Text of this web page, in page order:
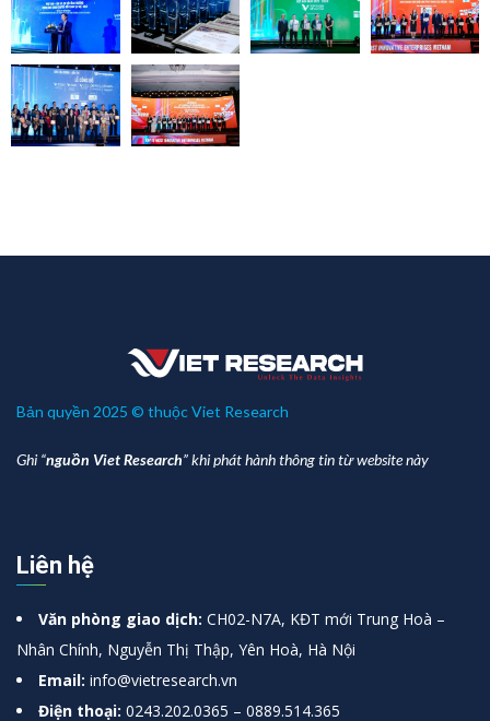
Bản quyền 2025 © thuộc Viet Research
Ghi “nguồn Viet Research” khi phát hành thông tin từ website này
Liên hệ
Văn phòng giao dịch: CH02-N7A, KĐT mới Trung Hoà –
Nhân Chính, Nguyễn Thị Thập, Yên Hoà, Hà Nội
Email: info@vietresearch.vn
Điện thoại: 0243.202.0365 – 0889.514.365